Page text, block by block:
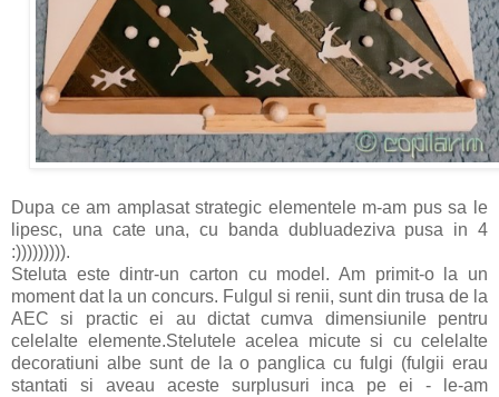
Dupa ce am amplasat strategic elementele m-am pus sa le
lipesc, una cate una, cu banda dubluadeziva pusa in 4
:))))))))).
Steluta este dintr-un carton cu model. Am primit-o la un
moment dat la un concurs. Fulgul si renii, sunt din trusa de la
AEC si practic ei au dictat cumva dimensiunile pentru
celelalte elemente.Stelutele acelea micute si cu celelalte
decoratiuni albe sunt de la o panglica cu fulgi (fulgii erau
stantati si aveau aceste surplusuri inca pe ei - le-am